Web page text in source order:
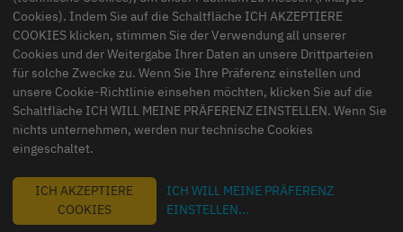
Samstag & Sonntag
geschlossen
089 546 15 70
info@haustechnikbayern.de
Bestellung widerrufen
Cookies). Indem Sie auf die Schaltfläche ICH AKZEPTIERE
COOKIES klicken, stimmen Sie der Verwendung all unserer
Cookies und der Weitergabe Ihrer Daten an unsere Drittparteien
für solche Zwecke zu. Wenn Sie Ihre Präferenz einstellen und
unsere Cookie-Richtlinie einsehen möchten, klicken Sie auf die
Schaltfläche ICH WILL MEINE PRÄFERENZ EINSTELLEN. Wenn Sie
nichts unternehmen, werden nur technische Cookies
eingeschaltet.
ICH AKZEPTIERE
COOKIES
ICH WILL MEINE PRÄFERENZ
EINSTELLEN...